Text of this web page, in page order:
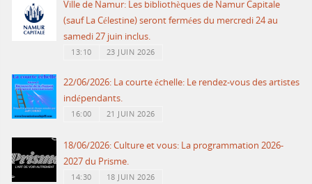
Ville de Namur: Les bibliothèques de Namur Capitale
(sauf La Célestine) seront fermées du mercredi 24 au
samedi 27 juin inclus.
13:10 23 JUIN 2026
22/06/2026: La courte échelle: Le rendez-vous des artistes
indépendants.
16:00 21 JUIN 2026
18/06/2026: Culture et vous: La programmation 2026-
2027 du Prisme.
14:30 18 JUIN 2026